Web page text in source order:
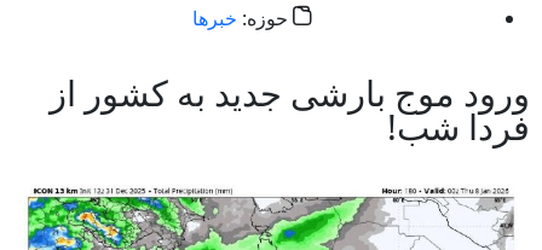
حوزه: خبرها
ورود موج بارشی جدید به کشور از
فردا شب!